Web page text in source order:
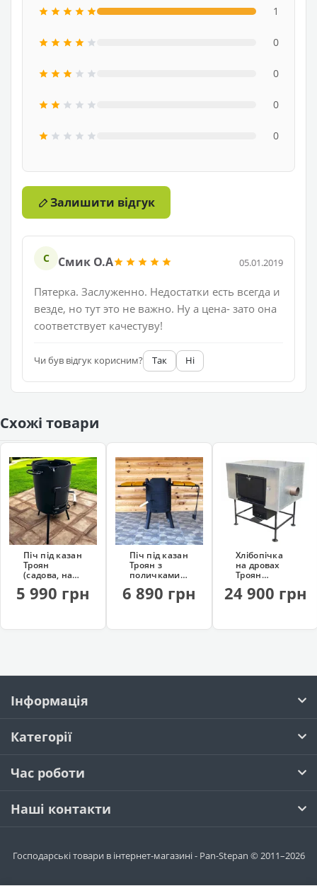
1
0
0
0
0
Залишити відгук
С Смик О.А 05.01.2019
Пятерка. Заслуженно. Недостатки есть всегда и
везде, но тут это не важно. Ну а цена- зато она
соответствует качестуву!
Чи був відгук корисним? Так Ні
Схожі товари
Піч під казан
Троян
(садова, на
5 990 грн
Піч під казан
Троян з
поличками
6 890 грн
Хлібопічка
на дровах
Троян
24 900 грн
Інформація
Категорії
Час роботи
Наші контакти
Господарські товари в інтернет-магазині - Pan-Stepan © 2011–2026